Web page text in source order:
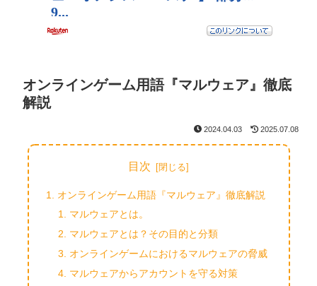
オンラインゲーム用語『マルウェア』徹底
解説
2024.04.03 2025.07.08
目次
オンラインゲーム用語『マルウェア』徹底解説
マルウェアとは。
マルウェアとは？その目的と分類
オンラインゲームにおけるマルウェアの脅威
マルウェアからアカウントを守る対策